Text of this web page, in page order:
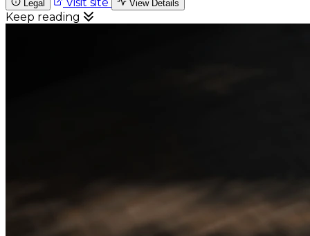
Legal View Details
Keep reading